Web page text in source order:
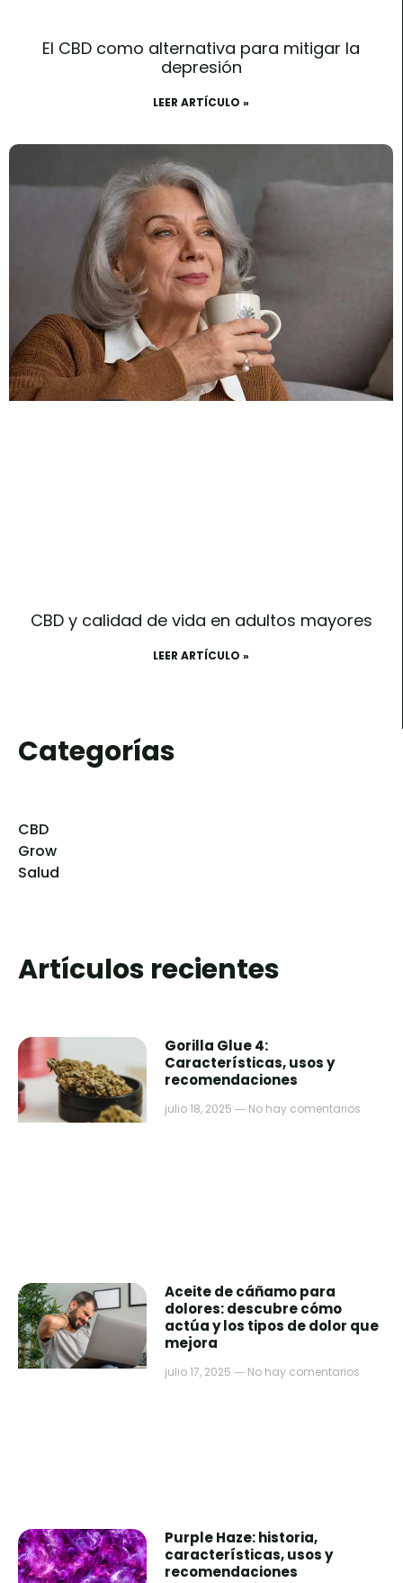
El CBD como alternativa para mitigar la
depresión
LEER ARTÍCULO »
CBD y calidad de vida en adultos mayores
LEER ARTÍCULO »
Categorías
CBD
Grow
Salud
Artículos recientes
Gorilla Glue 4:
Características, usos y
recomendaciones
julio 18, 2025 No hay comentarios
Aceite de cáñamo para
dolores: descubre cómo
actúa y los tipos de dolor que
mejora
julio 17, 2025 No hay comentarios
Purple Haze: historia,
características, usos y
recomendaciones